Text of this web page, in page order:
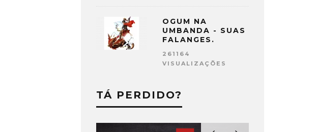
OGUM NA
UMBANDA - SUAS
FALANGES.
261164
VISUALIZAÇÕES
TÁ PERDIDO?